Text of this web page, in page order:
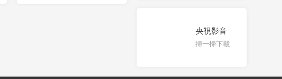
央視影音
掃一掃下載